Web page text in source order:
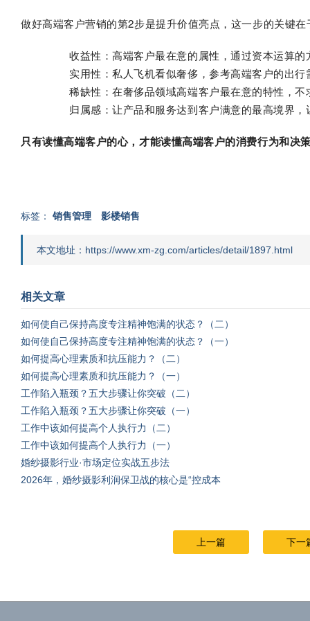
做好高端客户营销的第2步是提升价值亮点，这一步的关键
收益性：高端客户最在意的属性，通过资本运算
实用性：私人飞机看似奢侈，参考高端客户的出
稀缺性：在奢侈品领域高端客户最在意的特性，
归属感：让产品和服务达到客户满意的最高境界
只有读懂高端客户的心，才能读懂高端客户的消费行为和决
标签： 销售管理 影楼销售
本文地址：https://www.xm-zg.com/articles/detail/1897.html
相关文章
如何使自己保持高度专注精神饱满的状态？（二）
如何使自己保持高度专注精神饱满的状态？（一）
如何提高心理素质和抗压能力？（二）
如何提高心理素质和抗压能力？（一）
工作陷入瓶颈？五大步骤让你突破（二）
工作陷入瓶颈？五大步骤让你突破（一）
工作中该如何提高个人执行力（二）
工作中该如何提高个人执行力（一）
婚纱摄影行业·市场定位实战五步法
2026年，婚纱摄影利润保卫战的核心是“控成本
上一篇 下一